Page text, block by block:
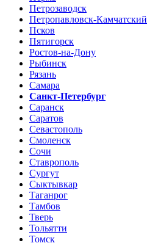
Петрозаводск
Петропавловск-Камчатский
Псков
Пятигорск
Ростов-на-Дону
Рыбинск
Рязань
Самара
Санкт-Петербург
Саранск
Саратов
Севастополь
Смоленск
Сочи
Ставрополь
Сургут
Сыктывкар
Таганрог
Тамбов
Тверь
Тольятти
Томск